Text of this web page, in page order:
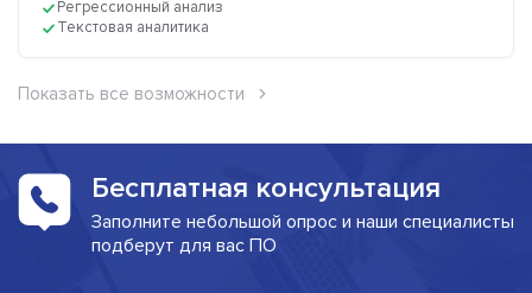
Регрессионный анализ
Текстовая аналитика
Показать все возможности
Бесплатная консультация
Заполните небольшой опрос и наши специалисты
подберут для вас ПО